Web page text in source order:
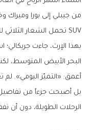
من جيبلي إلى بورا وميراك
SUV تحمل الشعار الثلاثي للعلامة.
بهذا الإرث، جاءت
البحر الأبيض المتوسط،
أعمق: «التميّز اليومي». لم
بل أصبحت جزءاً من تفاصيل
الرحلات الطويلة، دون أن